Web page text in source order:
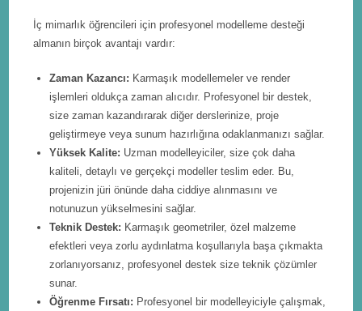
İç mimarlık öğrencileri için profesyonel modelleme desteği
almanın birçok avantajı vardır:
Zaman Kazancı: Karmaşık modellemeler ve render
işlemleri oldukça zaman alıcıdır. Profesyonel bir destek,
size zaman kazandırarak diğer derslerinize, proje
geliştirmeye veya sunum hazırlığına odaklanmanızı sağlar.
Yüksek Kalite: Uzman modelleyiciler, size çok daha
kaliteli, detaylı ve gerçekçi modeller teslim eder. Bu,
projenizin jüri önünde daha ciddiye alınmasını ve
notunuzun yükselmesini sağlar.
Teknik Destek: Karmaşık geometriler, özel malzeme
efektleri veya zorlu aydınlatma koşullarıyla başa çıkmakta
zorlanıyorsanız, profesyonel destek size teknik çözümler
sunar.
Öğrenme Fırsatı: Profesyonel bir modelleyiciyle çalışmak,